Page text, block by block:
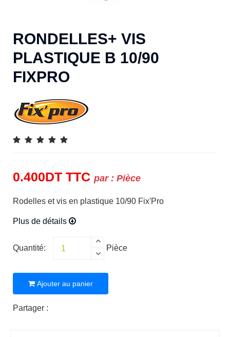
RONDELLES+ VIS
PLASTIQUE B 10/90
FIXPRO
0.400DT TTC par : Pièce
Rodelles et vis en plastique 10/90 Fix'Pro
Plus de détails
Quantité: Pièce
Ajouter au panier
Partager :